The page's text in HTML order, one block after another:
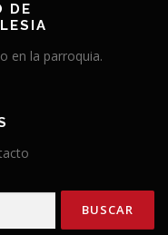
DE
en la parroquia.